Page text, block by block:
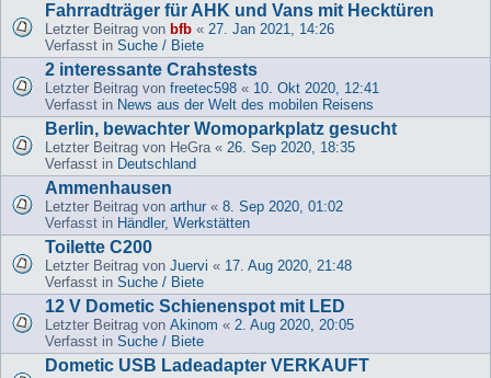
Fahrradträger für AHK und Vans mit Hecktüren
Letzter Beitrag von bfb « 27. Jan 2021, 14:26
Verfasst in Suche / Biete
2 interessante Crahstests
Letzter Beitrag von freetec598 « 10. Okt 2020, 12:41
Verfasst in News aus der Welt des mobilen Reisens
Berlin, bewachter Womoparkplatz gesucht
Letzter Beitrag von HeGra« 26. Sep 2020, 18:35
Verfasst in Deutschland
Ammenhausen
Letzter Beitrag von arthur « 8. Sep 2020, 01:02
Verfasst in Händler, Werkstätten
Toilette C200
Letzter Beitrag von Juervi « 17. Aug 2020, 21:48
Verfasst in Suche / Biete
12 V Dometic Schienenspot mit LED
Letzter Beitrag von Akinom « 2. Aug 2020, 20:05
Verfasst in Suche / Biete
Dometic USB Ladeadapter VERKAUFT